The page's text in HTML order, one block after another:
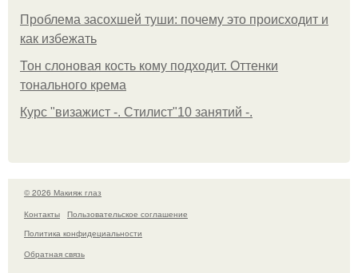
Проблема засохшей туши: почему это происходит и
как избежать
Тон слоновая кость кому подходит. Оттенки
тонального крема
Курс "визажист -. Стилист"10 занятий -.
© 2026 Макияж глаз
Контакты
Пользовательское соглашение
Политика конфидециальности
Обратная связь